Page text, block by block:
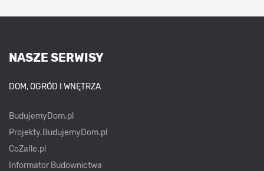
NASZE SERWISY
DOM, OGRÓD I WNĘTRZA
BudujemyDom.pl
Projekty.BudujemyDom.pl
CoZaIle.pl
Informator Budownictwa